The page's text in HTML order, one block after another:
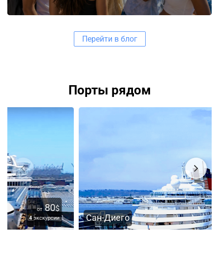
Перейти в блог
Порты рядом
Сан-Диего
от260$
1экскурсия